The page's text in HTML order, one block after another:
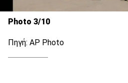
Photo 3/10
Πηγή: AP Photo